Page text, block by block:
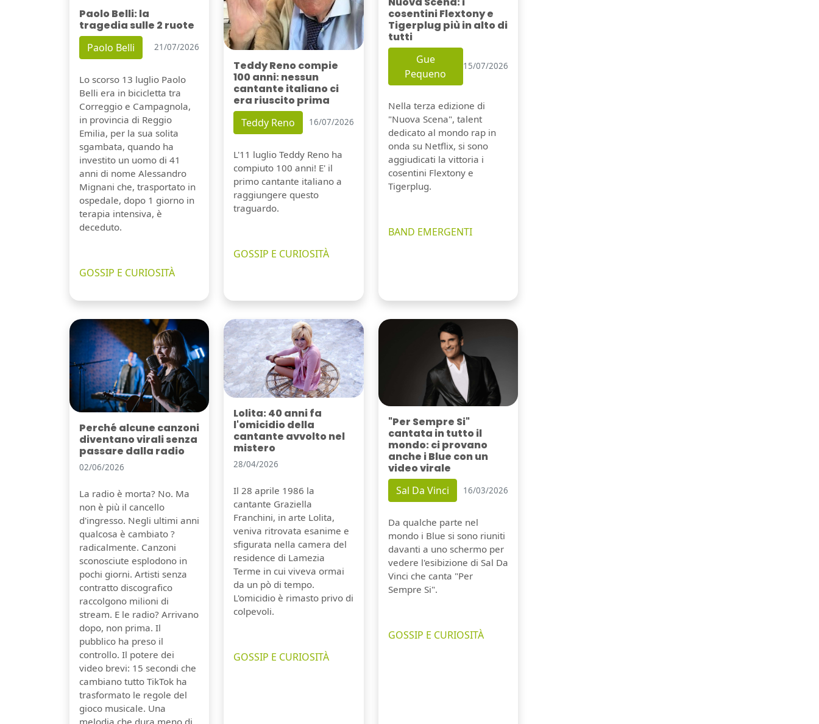
Paolo Belli: la
tragedia sulle 2 ruote
Paolo Belli 21/07/2026
Lo scorso 13 luglio Paolo
Belli era in bicicletta tra
Correggio e Campagnola,
in provincia di Reggio
Emilia, per la sua solita
sgambata, quando ha
investito un uomo di 41
anni di nome Alessandro
Mignani che, trasportato in
ospedale, dopo 1 giorno in
terapia intensiva, è
deceduto.
GOSSIP E CURIOSITÀ
Teddy Reno compie
100 anni: nessun
cantante italiano ci
era riuscito prima
Teddy Reno 16/07/2026
L'11 luglio Teddy Reno ha
compiuto 100 anni! E' il
primo cantante italiano a
raggiungere questo
traguardo.
GOSSIP E CURIOSITÀ
cosentini Flextony e
Tigerplug più in alto di
tutti
Gue
Pequeno
15/07/2026
Nella terza edizione di
"Nuova Scena", talent
dedicato al mondo rap in
onda su Netflix, si sono
aggiudicati la vittoria i
cosentini Flextony e
Tigerplug.
BAND EMERGENTI
Perché alcune canzoni
diventano virali senza
passare dalla radio
02/06/2026
La radio è morta? No. Ma
non è più il cancello
d'ingresso. Negli ultimi anni
qualcosa è cambiato ?
radicalmente. Canzoni
sconosciute esplodono in
pochi giorni. Artisti senza
contratto discografico
raccolgono milioni di
stream. E le radio? Arrivano
dopo, non prima. Il
pubblico ha preso il
controllo. Il potere dei
video brevi: 15 secondi che
cambiano tutto TikTok ha
trasformato le regole del
gioco musicale. Una
melodia che dura meno di
Lolita: 40 anni fa
l'omicidio della
cantante avvolto nel
mistero
28/04/2026
Il 28 aprile 1986 la
cantante Graziella
Franchini, in arte Lolita,
veniva ritrovata esanime e
sfigurata nella camera del
residence di Lamezia
Terme in cui viveva ormai
da un pò di tempo.
L'omicidio è rimasto privo di
colpevoli.
GOSSIP E CURIOSITÀ
"Per Sempre Si"
cantata in tutto il
mondo: ci provano
anche i Blue con un
video virale
Sal Da Vinci 16/03/2026
Da qualche parte nel
mondo i Blue si sono riuniti
davanti a uno schermo per
vedere l'esibizione di Sal Da
Vinci che canta "Per
Sempre Si".
GOSSIP E CURIOSITÀ